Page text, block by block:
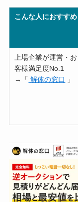
こんな人におすすめ
上場企業が運営・お
客様満足度No.1
→「 解体の窓口 」